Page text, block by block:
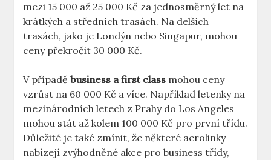
mezi 15 000 ‍až 25 000 Kč za jednosměrný let na
krátkých a středních​ trasách. Na delších ​
trasách, jako je Londýn nebo ​Singapur, ​mohou⁢
ceny překročit 30 000 Kč.
V ‍případěbusiness a first ​class ⁤mohou ceny
vzrůst na‌ 60 000⁢ Kč ⁢a‍ více. Například letenky na
mezinárodních letech z Prahy do ​Los Angeles
mohou stát až kolem 100 000 Kč pro první ⁤třídu.
Důležité je také zmínit, že některé aerolinky
nabízejí zvýhodněné akce pro business třídy,